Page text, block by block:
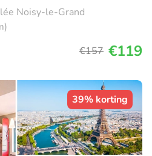
Noisy-le-Grand
€157 €119
39% korting